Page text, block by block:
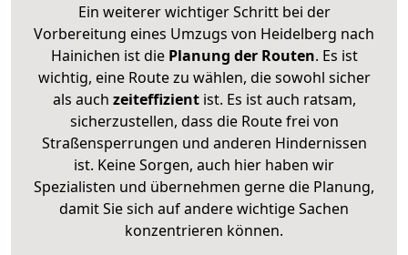
Ein weiterer wichtiger Schritt bei der
Vorbereitung eines Umzugs von Heidelberg nach
Hainichen ist diePlanung der Routen. Es ist
wichtig, eine Route zu wählen, die sowohl sicher
als auch zeiteffizientist. Es ist auch ratsam,
sicherzustellen, dass die Route frei von
Straßensperrungen und anderen Hindernissen
ist. Keine Sorgen, auch hier haben wir
Spezialisten und übernehmen gerne die Planung,
damit Sie sich auf andere wichtige Sachen
konzentrieren können.